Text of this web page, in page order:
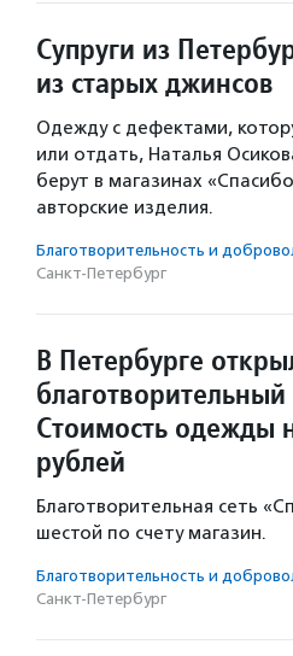
Супруги из
из старых джинсов
Одежду с дефектами,
или отдать, Наталья
берут в магазинах
авторские изделия.
Благотвори­тель­ность и
Санкт-Петербург
В Петербурге
Стоимость одежды
рублей
Благотворительная сеть
шестой по счету магазин.
Благотвори­тель­ность и
Санкт-Петербург